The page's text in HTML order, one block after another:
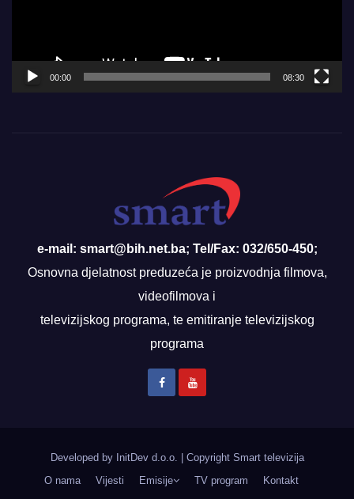
00:00 08:30
e-mail: smart@bih.net.ba; Tel/Fax: 032/650-450;
Osnovna djelatnost preduzeća je proizvodnja filmova,
videofilmova i
televizijskog programa, te emitiranje televizijskog
programa
Developed by InitDev d.o.o.
Copyright Smart televizija
O nama
Vijesti Emisije TV program Kontakt